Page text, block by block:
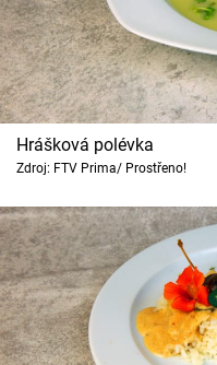
Hrášková polévka
Zdroj: FTV Prima/ Prostřeno!